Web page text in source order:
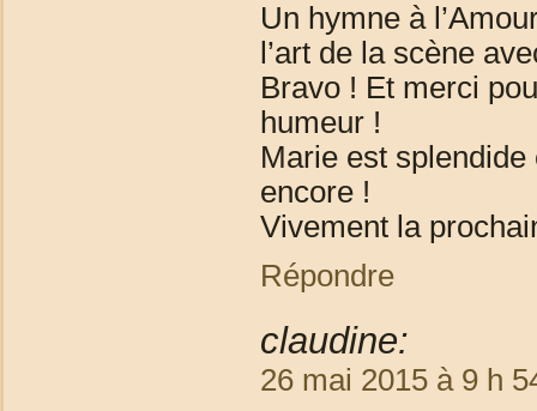
Un hymne à
l’art de la scène
Bravo ! Et merci
humeur !
Marie est
encore !
Vivement la
Répondre
claudine:
26 mai 2015 à 9 h